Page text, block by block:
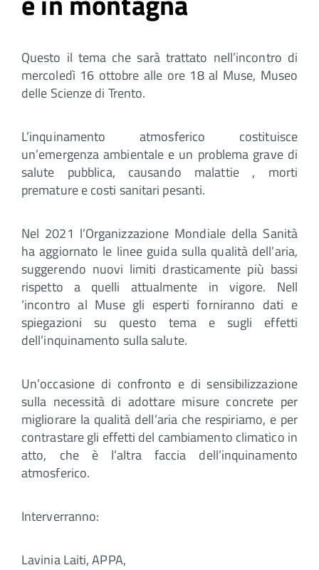
Questo il tema che sarà trattato nell’incontro di
mercoledì 16 ottobre alle ore 18 al Muse, Museo
delle Scienze di Trento.
L’inquinamento atmosferico costituisce
un’emergenza ambientale e un problema grave di
salute pubblica, causando malattie , morti
premature e costi sanitari pesanti.
Nel 2021 l’Organizzazione Mondiale della Sanità
ha aggiornato le linee guida sulla qualità dell’aria,
suggerendo nuovi limiti drasticamente più bassi
rispetto a quelli attualmente in vigore. Nell
‘incontro al Muse gli esperti forniranno dati e
spiegazioni su questo tema e sugli effetti
dell’inquinamento sulla salute.
Un’occasione di confronto e di sensibilizzazione
sulla necessità di adottare misure concrete per
migliorare la qualità dell’aria che respiriamo, e per
contrastare gli effetti del cambiamento climatico in
atto, che è l’altra faccia dell’inquinamento
atmosferico.
Interverranno:
Lavinia Laiti, APPA,